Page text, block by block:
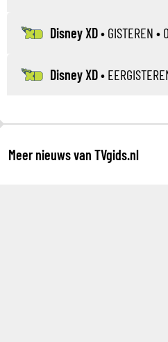
Disney XD• GISTEREN •
Disney XD•
Meer nieuws van TVgids.nl